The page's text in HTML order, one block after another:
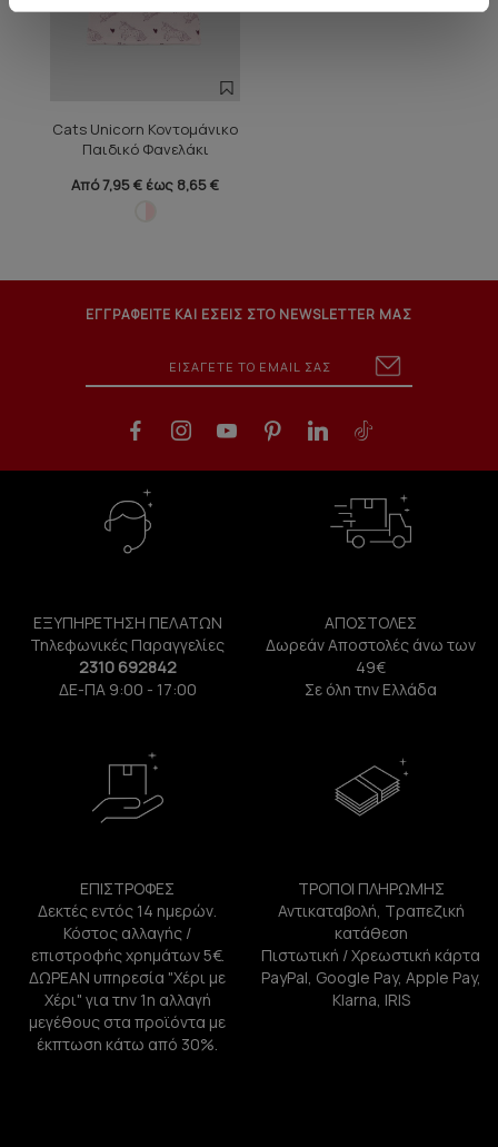
Cats Unicorn Κοντομάνικο
Παιδικό Φανελάκι
Από 7,95 € έως 8,65 €
ΕΓΓΡΑΦΕΙΤΕ ΚΑΙ ΕΣΕΙΣ ΣΤΟ NEWSLETTER ΜΑΣ
ΕΞΥΠΗΡΕΤΗΣΗ ΠΕΛΑΤΩΝ
Τηλεφωνικές Παραγγελίες
2310 692842
ΔΕ-ΠΑ 9:00 - 17:00
ΑΠΟΣΤΟΛΕΣ
Δωρεάν Αποστολές άνω των
49€
Σε όλη την Ελλάδα
ΕΠΙΣΤΡΟΦΕΣ
Δεκτές εντός 14 ημερών.
Κόστος αλλαγής /
επιστροφής χρημάτων 5€.
ΔΩΡΕΑΝ υπηρεσία "Χέρι με
Χέρι" για την 1η αλλαγή
μεγέθους στα προϊόντα με
έκπτωση κάτω από 30%.
ΤΡΟΠΟΙ ΠΛΗΡΩΜΗΣ
Αντικαταβολή, Τραπεζική
κατάθεση
Πιστωτική / Χρεωστική κάρτα
PayPal, Google Pay, Apple Pay,
Klarna, IRIS